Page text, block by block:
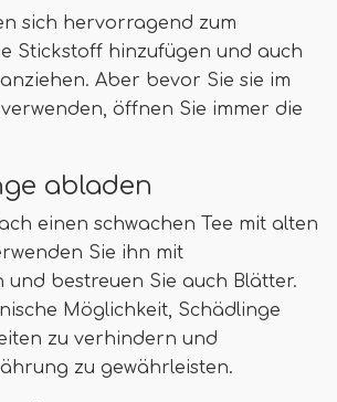
sich hervorragend zum
Stickstoff hinzufügen und auch
Aber bevor Sie sie im
öffnen Sie immer die
abladen
einen schwachen Tee mit alten
Sie ihn mit
und bestreuen Sie auch Blätter.
Möglichkeit, Schädlinge
zu verhindern und
zu gewährleisten.